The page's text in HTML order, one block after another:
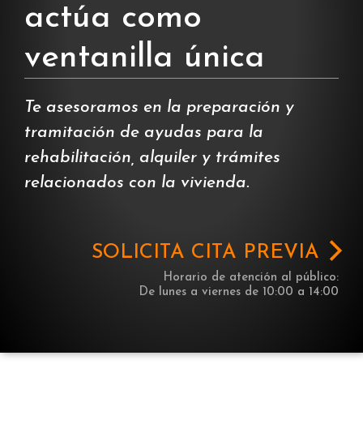
actúa como
ventanilla única
Te asesoramos en la preparación y
tramitación de ayudas para la
rehabilitación, alquiler y trámites
relacionados con la vivienda.
SOLICITA CITA PREVIA
Horario de atención al público:
De lunes a viernes de 10:00 a 14:00